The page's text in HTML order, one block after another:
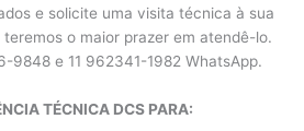
e solicite uma visita técnica à sua
o maior prazer em atendê-lo.
9848 e 11 962341-1982 WhatsApp.
TÉCNICA DCS PARA: